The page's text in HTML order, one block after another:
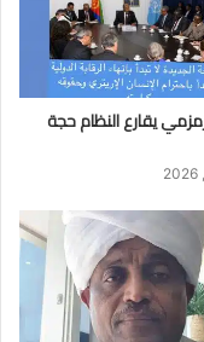
يقارع النظام حجة